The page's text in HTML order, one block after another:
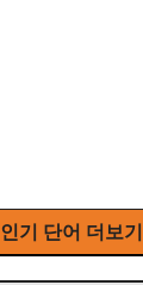
인기 단어 더보기